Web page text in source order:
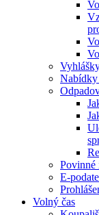
Nabídky
Povinné
E-
Volný čas